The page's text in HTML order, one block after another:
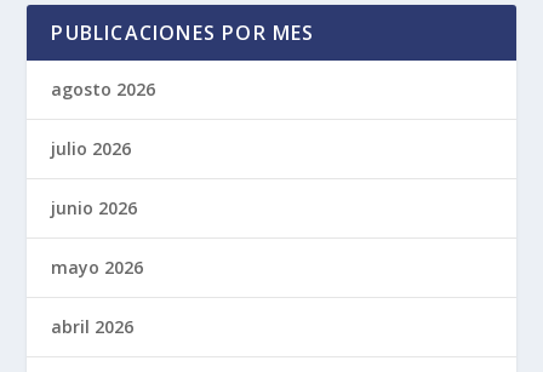
PUBLICACIONES POR MES
agosto 2026
julio 2026
junio 2026
mayo 2026
abril 2026